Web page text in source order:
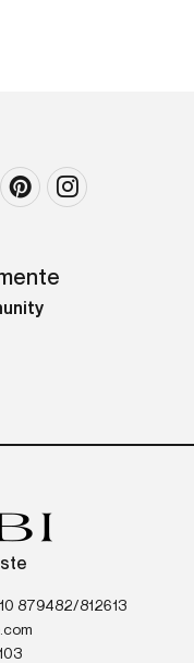
879482/812613